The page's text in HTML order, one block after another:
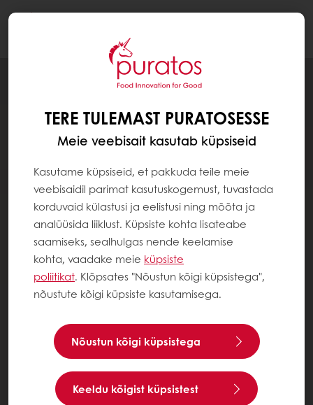
TERE TULEMAST PURATOSESSE
Meie veebisait kasutab küpsiseid
Kasutame küpsiseid, et pakkuda teile meie
veebisaidil parimat kasutuskogemust, tuvastada
korduvaid külastusi ja eelistusi ning mõõta ja
analüüsida liiklust. Küpsiste kohta lisateabe
saamiseks, sealhulgas nende keelamise
kohta, vaadake meie küpsiste
poliitikat. Klõpsates "Nõustun kõigi küpsistega",
nõustute kõigi küpsiste kasutamisega.
Nõustun kõigi küpsistega
Keeldu kõigist küpsistest